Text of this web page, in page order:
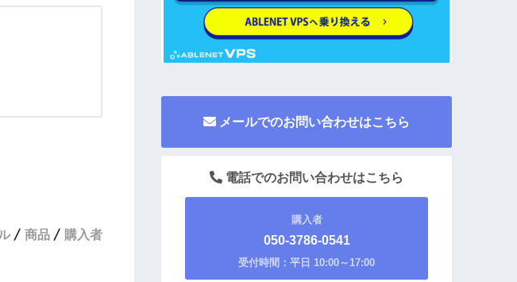
商品 購入者
メールでのお問い合わせはこちら
電話でのお問い合わせはこちら
購入者
050-3786-0541
受付時間：平日 10:00～17:00